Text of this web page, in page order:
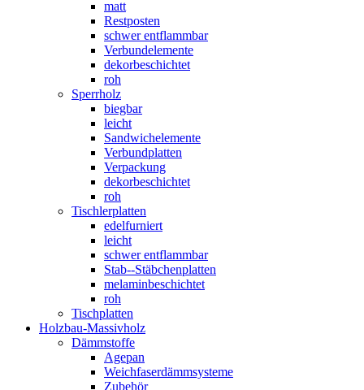
matt
Restposten
schwer entflammbar
Verbundelemente
dekorbeschichtet
roh
Sperrholz
biegbar
leicht
Sandwichelemente
Verbundplatten
Verpackung
dekorbeschichtet
roh
Tischlerplatten
edelfurniert
leicht
schwer entflammbar
Stab--Stäbchenplatten
melaminbeschichtet
roh
Tischplatten
Holzbau-Massivholz
Dämmstoffe
Agepan
Weichfaserdämmsysteme
Zubehör